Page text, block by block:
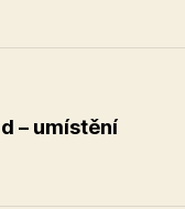
– umístění